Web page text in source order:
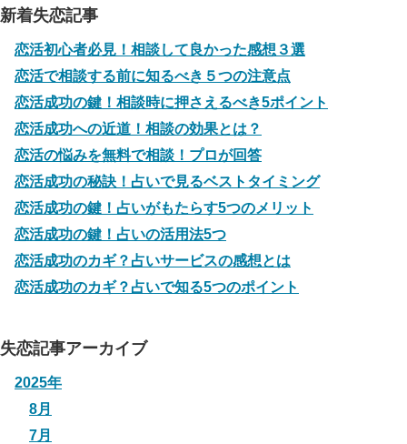
新着失恋記事
恋活初心者必見！相談して良かった感想３選
恋活で相談する前に知るべき５つの注意点
恋活成功の鍵！相談時に押さえるべき5ポイント
恋活成功への近道！相談の効果とは？
恋活の悩みを無料で相談！プロが回答
恋活成功の秘訣！占いで見るベストタイミング
恋活成功の鍵！占いがもたらす5つのメリット
恋活成功の鍵！占いの活用法5つ
恋活成功のカギ？占いサービスの感想とは
恋活成功のカギ？占いで知る5つのポイント
失恋記事アーカイブ
2025年
8月
7月